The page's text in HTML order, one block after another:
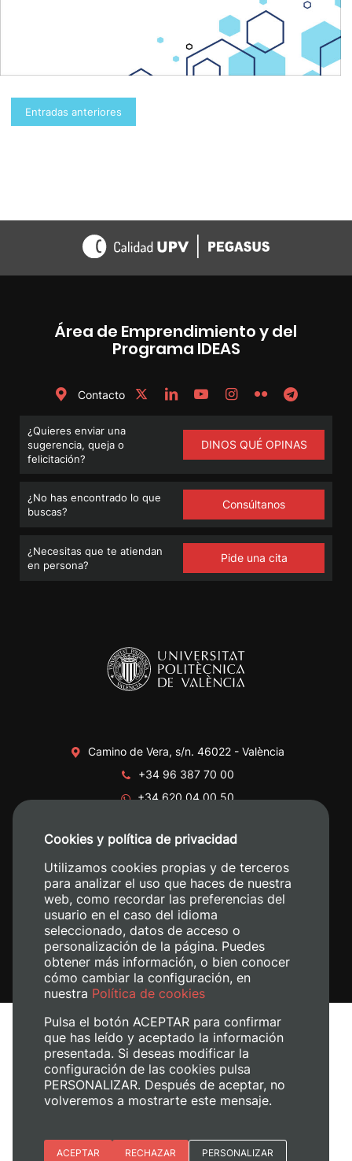
Navegación
de
Entradas anteriores
Área de Emprendimiento y del
Programa IDEAS
Contacto
¿Quieres enviar una
sugerencia, queja o
felicitación?
DINOS QUÉ OPINAS
¿No has encontrado lo que
buscas?
Consúltanos
¿Necesitas que te atiendan
en persona?
Pide una cita
Camino de Vera, s/n. 46022 - València
+34 96 387 70 00
+34 620 04 00 50
Aviso legal
Política de cookies
Cookies y política de privacidad
Utilizamos cookies propias y de terceros
para analizar el uso que haces de nuestra
web, como recordar las preferencias del
usuario en el caso del idioma
seleccionado, datos de acceso o
personalización de la página. Puedes
obtener más información, o bien conocer
cómo cambiar la configuración, en
nuestra Política de cookies
Pulsa el botón ACEPTAR para confirmar
que has leído y aceptado la información
presentada. Si deseas modificar la
configuración de las cookies pulsa
PERSONALIZAR. Después de aceptar, no
volveremos a mostrarte este mensaje.
Esenciales
ACEPTAR RECHAZAR PERSONALIZAR